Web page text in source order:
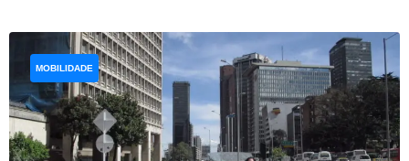
MOBILIDADE